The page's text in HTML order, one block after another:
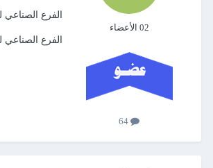
02 الأعضاء
الفرع الصناعي
الفرع الصناعي